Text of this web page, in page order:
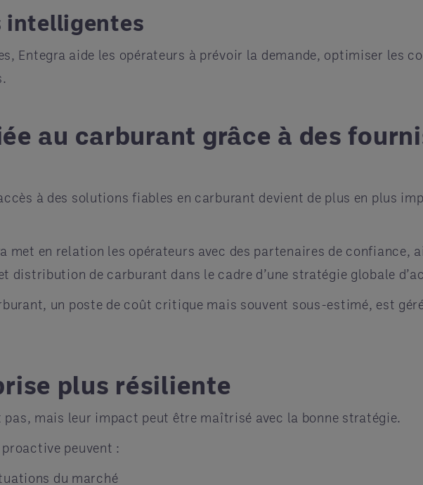
intelligentes
Entegra aide les opérateurs à prévoir la demande, optimiser les
au carburant grâce à des
à des solutions fiables en carburant devient de plus en plus
met en relation les opérateurs avec des partenaires de confiance,
distribution de carburant dans le cadre d’une stratégie globale
un poste de coût critique mais souvent sous-estimé, est
plus résiliente
mais leur impact peut être maîtrisé avec la bonne stratégie.
peuvent :
du marché